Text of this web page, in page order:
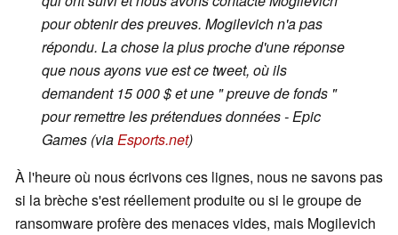
pour obtenir des preuves. Mogilevich n'a pas
répondu. La chose la plus proche d'une réponse
que nous ayons vue est ce tweet, où ils
demandent 15 000 $ et une " preuve de fonds "
pour remettre les prétendues données - Epic
Games (viaEsports.net)
À l'heure où nous écrivons ces lignes, nous ne savons pas
si la brèche s'est réellement produite ou si le groupe de
ransomware profère des menaces vides, mais Mogilevich